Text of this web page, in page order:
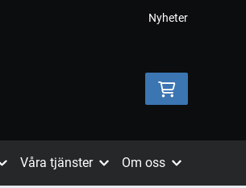
Nyheter
Våra tjänster Om oss